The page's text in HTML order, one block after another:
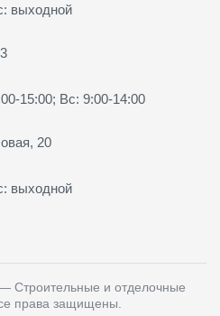
выходной
15:00; Вс: 9:00-14:00
20
выходной
Строительные и отделочные
права защищены.